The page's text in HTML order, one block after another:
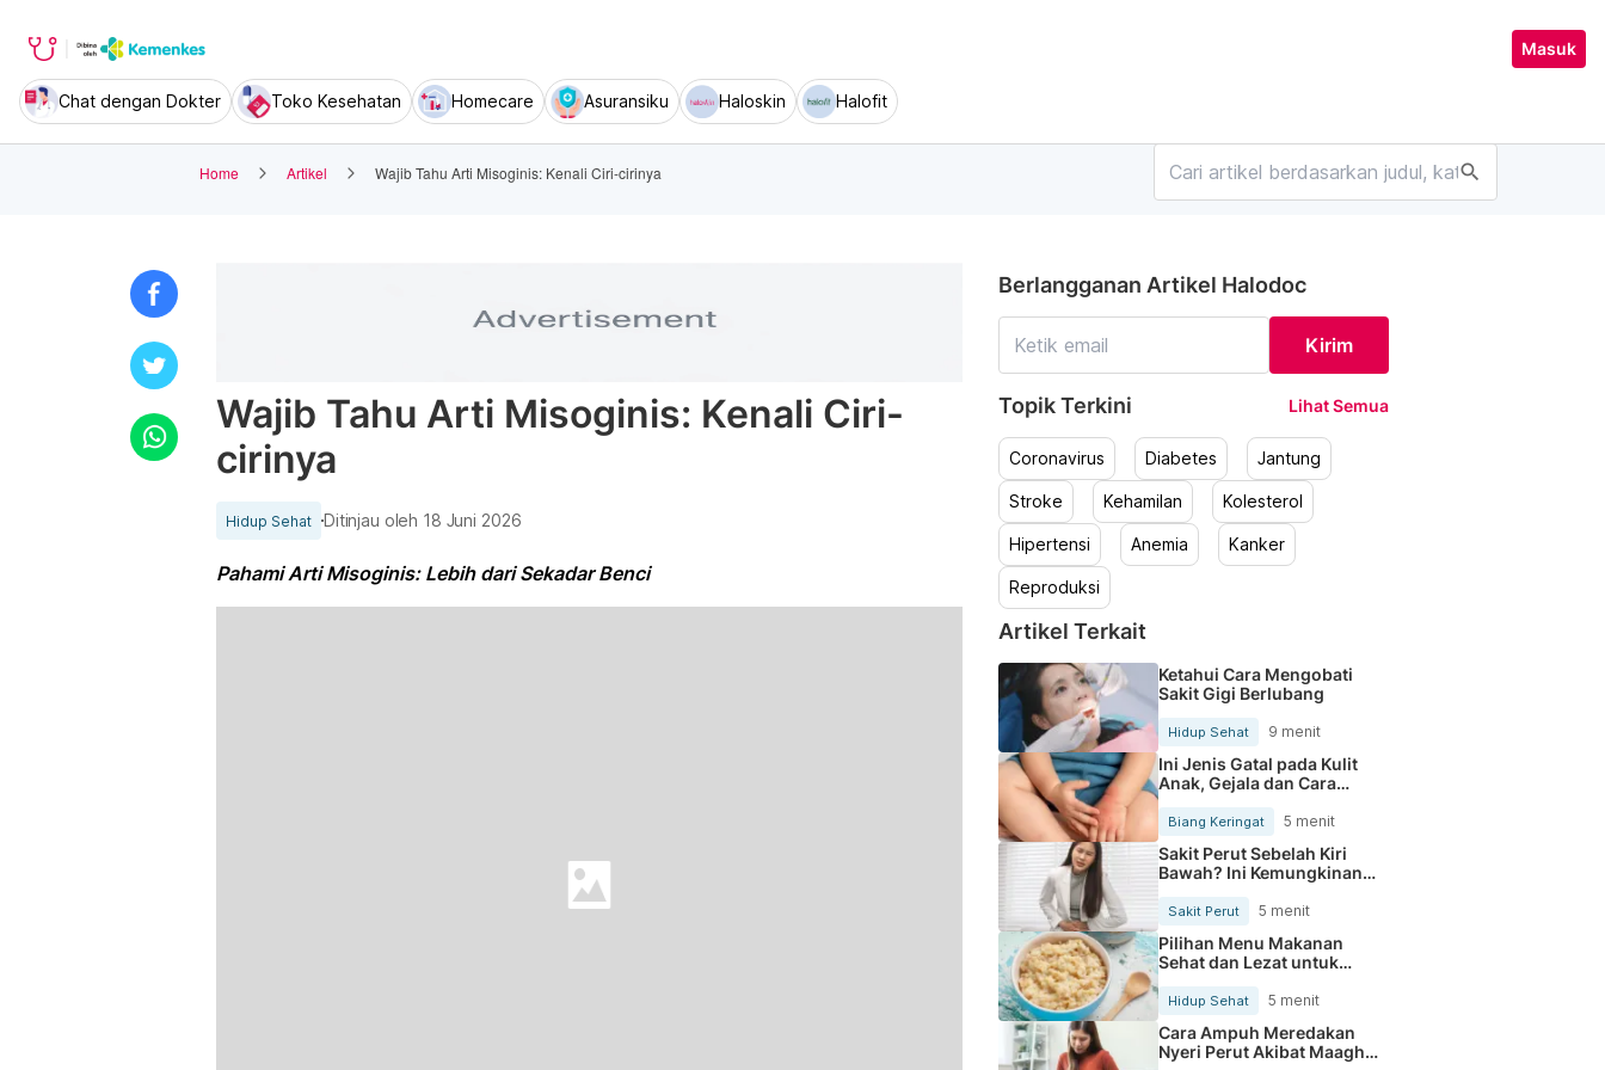
Masuk
Chat dengan Dokter Toko Kesehatan Homecare Asuransiku Haloskin Halofit
Home Artikel Wajib Tahu Arti Misoginis: Kenali Ciri-cirinya search
Wajib Tahu Arti Misoginis: Kenali Ciri-
cirinya
Hidup Sehat Ditinjau oleh 18 Juni 2026
Pahami Arti Misoginis: Lebih dari Sekadar Benci
Berlangganan Artikel Halodoc
Kirim
Topik Terkini Lihat Semua
Coronavirus Diabetes Jantung
Stroke Kehamilan Kolesterol
Hipertensi Anemia Kanker
Reproduksi
Artikel Terkait
Ketahui Cara Mengobati
Sakit Gigi Berlubang
Hidup Sehat 9 menit
Ini Jenis Gatal pada Kulit
Anak, Gejala dan Cara
Mengobatinya
Biang Keringat 5 menit
Sakit Perut Sebelah Kiri
Bawah? Ini Kemungkinan
Sakit Perut 5 menit
Pilihan Menu Makanan
Sehat dan Lezat untuk
Mengurangi Kolesterol
Hidup Sehat 5 menit
Cara Ampuh Meredakan
Nyeri Perut Akibat Maagh